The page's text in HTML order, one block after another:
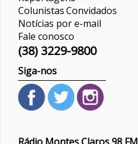
ColunistasConvidados
Notícias por e-mail
Fale conosco
(38) 3229-9800
Siga-nos